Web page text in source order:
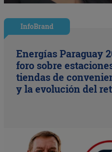
InfoBrand
Energías Paraguay
foro sobre
tiendas de
y la evolución del